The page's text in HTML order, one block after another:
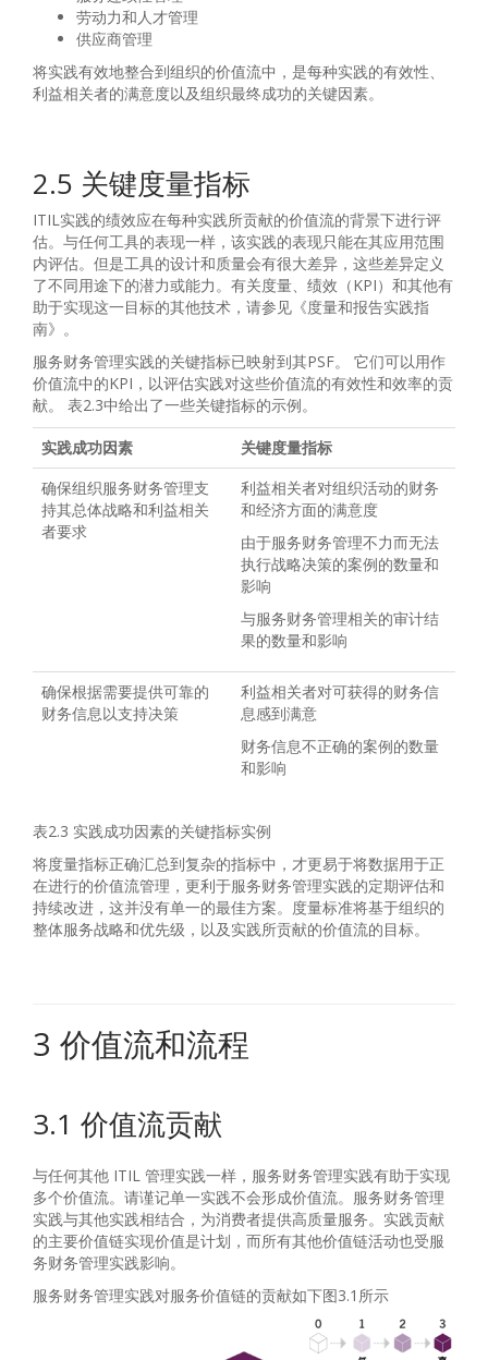
劳动力和人才管理
供应商管理
将实践有效地整合到组织的价值流中，是每种实践的有效性、
利益相关者的满意度以及组织最终成功的关键因素。
2.5 关键度量指标
ITIL实践的绩效应在每种实践所贡献的价值流的背景下进行评
估。与任何工具的表现一样，该实践的表现只能在其应用范围
内评估。但是工具的设计和质量会有很大差异，这些差异定义
了不同用途下的潜力或能力。有关度量、绩效（KPI）和其他有
助于实现这一目标的其他技术，请参见《度量和报告实践指
南》。
服务财务管理实践的关键指标已映射到其PSF。 它们可以用作
价值流中的KPI，以评估实践对这些价值流的有效性和效率的贡
献。 表2.3中给出了一些关键指标的示例。
实践成功因素
关键度量指标
确保组织服务财务管理支
持其总体战略和利益相关
者要求
利益相关者对组织活动的财务
和经济方面的满意度
由于服务财务管理不力而无法
执行战略决策的案例的数量和
影响
与服务财务管理相关的审计结
果的数量和影响
确保根据需要提供可靠的
财务信息以支持决策
利益相关者对可获得的财务信
息感到满意
财务信息不正确的案例的数量
和影响
表2.3 实践成功因素的关键指标实例
将度量指标正确汇总到复杂的指标中，才更易于将数据用于正
在进行的价值流管理，更利于服务财务管理实践的定期评估和
持续改进，这并没有单一的最佳方案。度量标准将基于组织的
整体服务战略和优先级，以及实践所贡献的价值流的目标。
3 价值流和流程
3.1 价值流贡献
与任何其他 ITIL 管理实践一样，服务财务管理实践有助于实现
多个价值流。请谨记单一实践不会形成价值流。服务财务管理
实践与其他实践相结合，为消费者提供高质量服务。实践贡献
的主要价值链实现价值是计划，而所有其他价值链活动也受服
务财务管理实践影响。
服务财务管理实践对服务价值链的贡献如下图3.1所示